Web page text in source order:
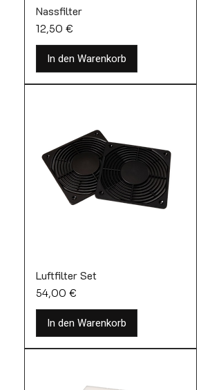
Nassfilter
Preis
12,50 €
In den Warenkorb
Luftfilter Set
Preis
54,00 €
In den Warenkorb